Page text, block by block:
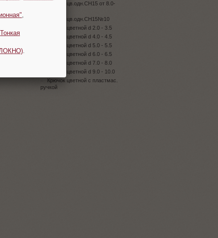
Крючок цв.одн.CH15 от 8.0-
Крючок цв.одн.CH15№10
Крючок цветной d 2.0 - 3.5
Крючок цветной d 4.0 - 4.5
Крючок цветной d 5.0 - 5.5
Крючок цветной d 6.0 - 6.5
Крючок цветной d 7.0 - 8.0
Крючок цветной d 9.0 - 10.0
Крючок цветной с пластмас.
ручкой
Тонкая